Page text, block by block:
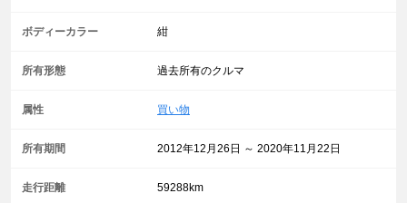
ボディーカラー 紺
所有形態 過去所有のクルマ
属性 買い物
所有期間 2012年12月26日 ～ 2020年11月22日
走行距離 59288km